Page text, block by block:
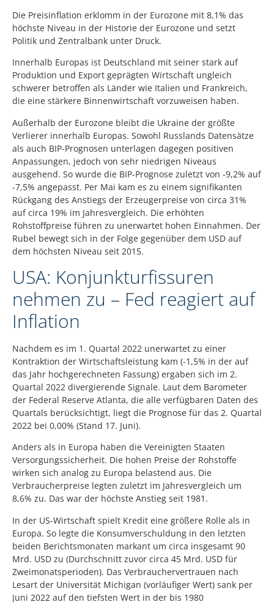
Die Preisinflation erklomm in der Eurozone mit 8,1% das
höchste Niveau in der Historie der Eurozone und setzt
Politik und Zentralbank unter Druck.
Innerhalb Europas ist Deutschland mit seiner stark auf
Produktion und Export geprägten Wirtschaft ungleich
schwerer betroffen als Länder wie Italien und Frankreich,
die eine stärkere Binnenwirtschaft vorzuweisen haben.
Außerhalb der Eurozone bleibt die Ukraine der größte
Verlierer innerhalb Europas. Sowohl Russlands Datensätze
als auch BIP-Prognosen unterlagen dagegen positiven
Anpassungen, jedoch von sehr niedrigen Niveaus
ausgehend. So wurde die BIP-Prognose zuletzt von -9,2% auf
-7,5% angepasst. Per Mai kam es zu einem signifikanten
Rückgang des Anstiegs der Erzeugerpreise von circa 31%
auf circa 19% im Jahresvergleich. Die erhöhten
Rohstoffpreise führen zu unerwartet hohen Einnahmen. Der
Rubel bewegt sich in der Folge gegenüber dem USD auf
dem höchsten Niveau seit 2015.
USA: Konjunkturfissuren
nehmen zu – Fed reagiert auf
Inflation
Nachdem es im 1. Quartal 2022 unerwartet zu einer
Kontraktion der Wirtschaftsleistung kam (-1,5% in der auf
das Jahr hochgerechneten Fassung) ergaben sich im 2.
Quartal 2022 divergierende Signale. Laut dem Barometer
der Federal Reserve Atlanta, die alle verfügbaren Daten des
Quartals berücksichtigt, liegt die Prognose für das 2. Quartal
2022 bei 0,00% (Stand 17. Juni).
Anders als in Europa haben die Vereinigten Staaten
Versorgungssicherheit. Die hohen Preise der Rohstoffe
wirken sich analog zu Europa belastend aus. Die
Verbraucherpreise legten zuletzt im Jahresvergleich um
8,6% zu. Das war der höchste Anstieg seit 1981.
In der US-Wirtschaft spielt Kredit eine größere Rolle als in
Europa. So legte die Konsumverschuldung in den letzten
beiden Berichtsmonaten markant um circa insgesamt 90
Mrd. USD zu (Durchschnitt zuvor circa 45 Mrd. USD für
Zweimonatsperioden). Das Verbrauchervertrauen nach
Lesart der Universität Michigan (vorläufiger Wert) sank per
Juni 2022 auf den tiefsten Wert in der bis 1980